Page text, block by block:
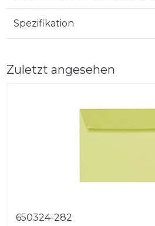
Spezifikation
Zuletzt angesehen
650324-282